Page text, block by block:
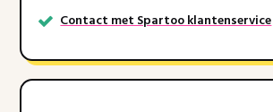
Contact met Spartoo klantenservice